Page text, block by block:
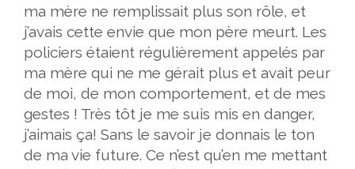
ma mère ne remplissait plus son rôle, et
j’avais cette envie que mon père meurt. Les
policiers étaient régulièrement appelés par
ma mère qui ne me gérait plus et avait peur
de moi, de mon comportement, et de mes
gestes ! Très tôt je me suis mis en danger,
j’aimais ça! Sans le savoir je donnais le ton
de ma vie future. Ce n’est qu’en me mettant